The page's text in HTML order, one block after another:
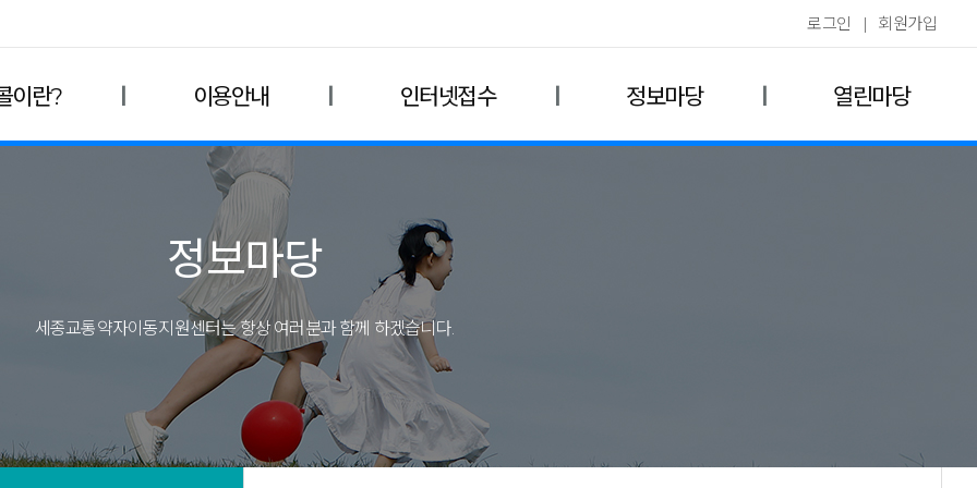
로그인 | 회원가입
이란? 이용안내 인터넷접수 정보마당 열린마당
정보마당
세종교통약자이동지원센터는 항상 여러분과 함께 하겠습니다.